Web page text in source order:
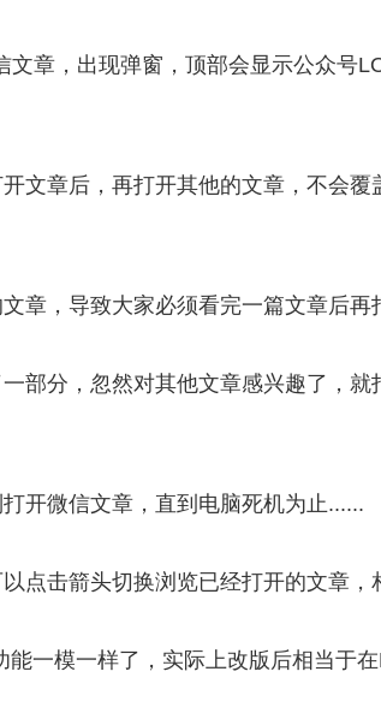
文章，出现弹窗，顶部会显示公众号
文章后，再打开其他的文章，不会
章，导致大家必须看完一篇文章后再
部分，忽然对其他文章感兴趣了，
开微信文章，直到电脑死机为止......
点击箭头切换浏览已经打开的文章，
能一模一样了，实际上改版后相当于